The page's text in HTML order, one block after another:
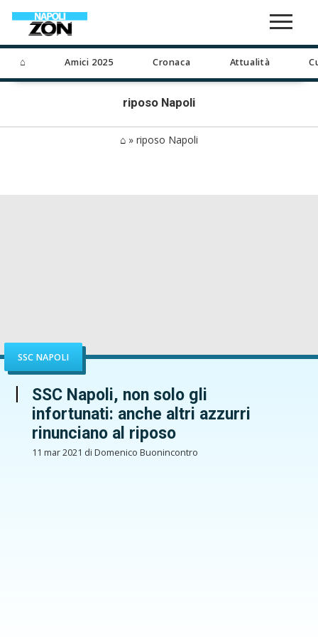
⌂ Amici 2025 Cronaca Attualità
riposo Napoli
⌂ » riposo Napoli
SSC NAPOLI
SSC Napoli, non solo gli
infortunati: anche altri azzurri
rinunciano al riposo
11 mar 2021 di Domenico Buonincontro